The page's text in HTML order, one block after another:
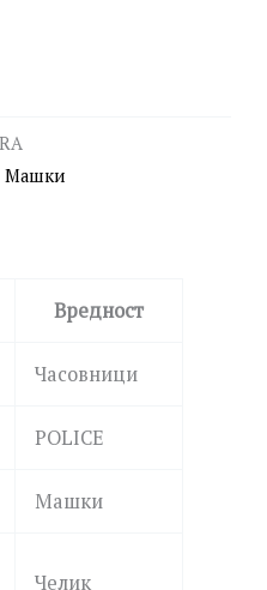
Машки
Вредност
Часовници
POLICE
Машки
Челик